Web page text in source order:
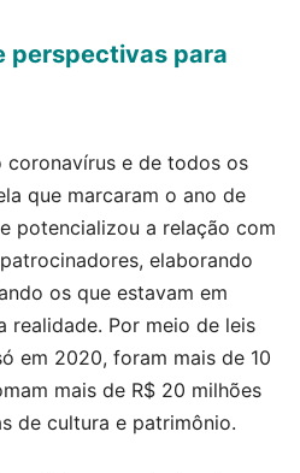
perspectivas para
coronavírus e de todos os
que marcaram o ano de
potencializou a relação com
elaborando
os que estavam em
realidade. Por meio de leis
em 2020, foram mais de 10
mais de R$ 20 milhões
de cultura e patrimônio.